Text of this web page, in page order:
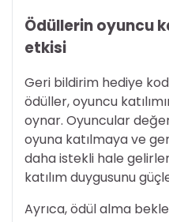
Ödüllerin oyuncu
etkisi
Geri bildirim hediye
ödüller, oyuncu
oynar. Oyuncular
oyuna katılmaya ve
daha istekli hale
katılım duygusunu
Ayrıca, ödül alma